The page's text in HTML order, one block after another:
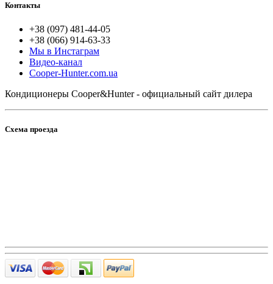
Контакты
+38 (097) 481-44-05
+38 (066) 914-63-33
Мы в Инстаграм
Видео-канал
Cooper-Hunter.com.ua
Кондиционеры Cooper&Hunter - официальный сайт дилера
Схема проезда